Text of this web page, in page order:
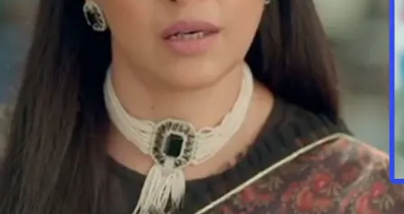
सच,
मालिनी